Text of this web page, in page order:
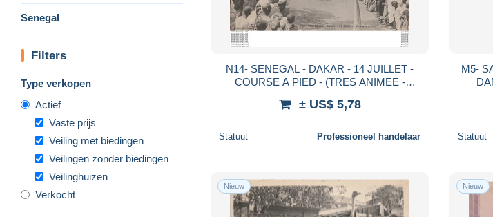
Senegal
Filters
Type verkopen
Actief
Vaste prijs
Veiling met biedingen
Veilingen zonder biedingen
Veilinghuizen
Verkocht
N14- SENEGAL - DAKAR - 14 JUILLET -
COURSE A PIED - (TRES ANIMEE -
± US$ 5,78
Statuut Professioneel handelaar
M5-
Statuut
Nieuw Nieuw